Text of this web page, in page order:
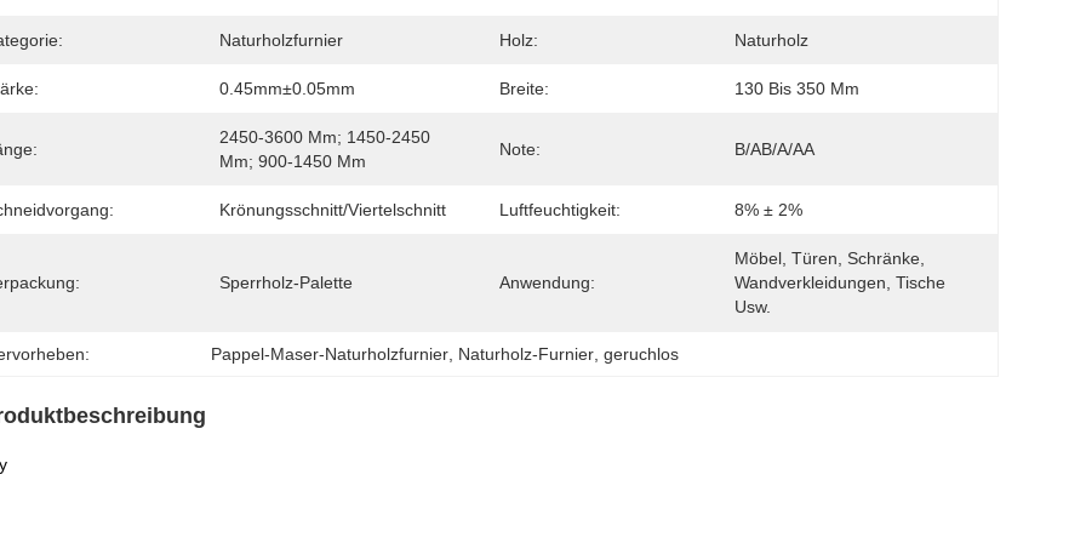
Naturholzfurnier Holz: Naturholz
0.45mm±0.05mm Breite: 130 Bis 350 Mm
2450-3600 Mm; 1450-2450
Mm; 900-1450 Mm
Note: B/AB/A/AA
Krönungsschnitt/Viertelschnitt Luftfeuchtigkeit: 8% ± 2%
Sperrholz-Palette Anwendung:
Möbel, Türen, Schränke,
Wandverkleidungen, Tische
Usw.
Pappel-Maser-Naturholzfurnier Naturholz-Furnier , geruchlos